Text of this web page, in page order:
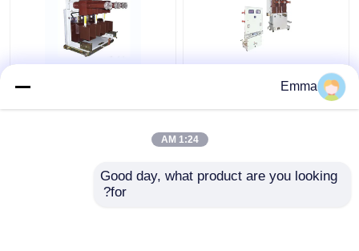
40.5KV فراغ قواطع دوائر
قواطع دوائر الفراغ عالية
Emma
1:24 AM
Good day, what product are you looking
for?